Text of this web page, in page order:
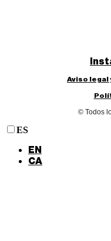
Aviso
© Todos
ES
EN
CA